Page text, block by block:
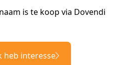
is te koop via Dovendi
heb interesse